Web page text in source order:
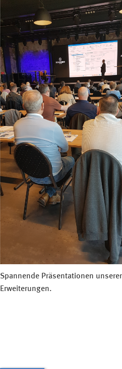
Spannende Präsentationen
Erweiterungen.